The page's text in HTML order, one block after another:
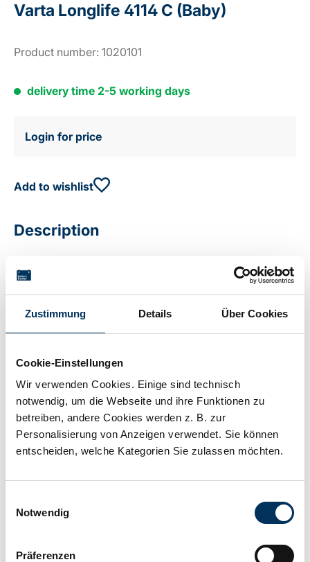
Zustimmung Details Über Cookies
Cookie-Einstellungen
Wir verwenden Cookies. Einige sind technisch
notwendig, um die Webseite und ihre Funktionen zu
betreiben, andere Cookies werden z. B. zur
Personalisierung von Anzeigen verwendet. Sie können
entscheiden, welche Kategorien Sie zulassen möchten.
Notwendig
Präferenzen
Varta Longlife 4114 C (Baby)
Product number: 1020101
delivery time 2-5 working days
Login for price
Add to wishlist
Description
Alkaline battery 1.5 V 3500mAh Buyable in full pack
quantity up to 20 units (blister pack)
Voltage: 1,5V
Capacity: 3,5Ah